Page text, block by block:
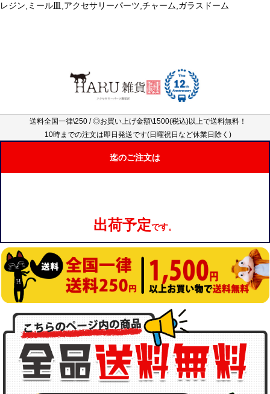
レジン,ミール皿,アクセサリーパーツ,チャーム,ガラスドーム
送料全国一律\250 / ◎お買い上げ金額\1500(税込)以上で送料無料！
10時までの注文は即日発送です(日曜祝日など休業日除く)